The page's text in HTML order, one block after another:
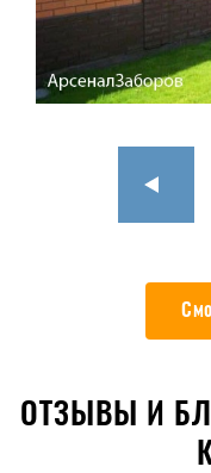
ОТЗЫВЫ И